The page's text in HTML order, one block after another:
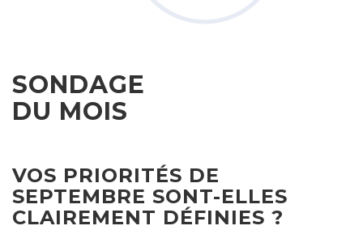
SONDAGE
DU MOIS
VOS PRIORITÉS DE
SEPTEMBRE SONT-ELLES
CLAIREMENT DÉFINIES ?